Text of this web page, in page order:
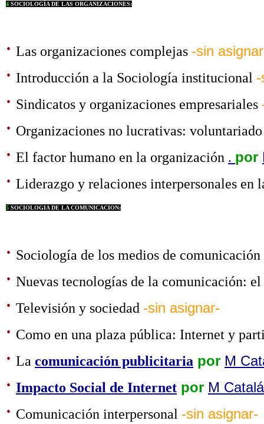
4 SOCIOLOGÍA DE LAS ORGANIZACIONES:
· Las organizaciones complejas -sin
· Introducción a la Sociología institucional
· Sindicatos y organizaciones empresariales
· Organizaciones no lucrativas:
· El factor humano en la organización . por
· Liderazgo y relaciones interpersonales en
5 SOCIOLOGIA DE LA COMUNICACION:
· Sociología de los medios de comunicación
· Nuevas tecnologías de la comunicación:
· Televisión y sociedad -sin asignar-
· Como en una plaza pública: Internet y
· La comunicación publicitaria por M
· Impacto Social de Internet por M Catalá
· Comunicación interpersonal -sin asignar-